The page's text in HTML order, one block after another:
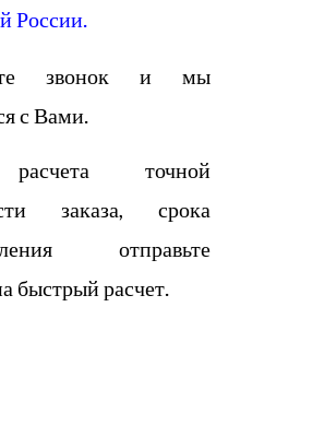
России.
звонок и мы
с Вами.
точной
заказа, срока
отправьте
быстрый расчет.